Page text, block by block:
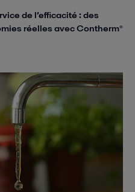
de l’efficacité : des
réelles avec Contherm®